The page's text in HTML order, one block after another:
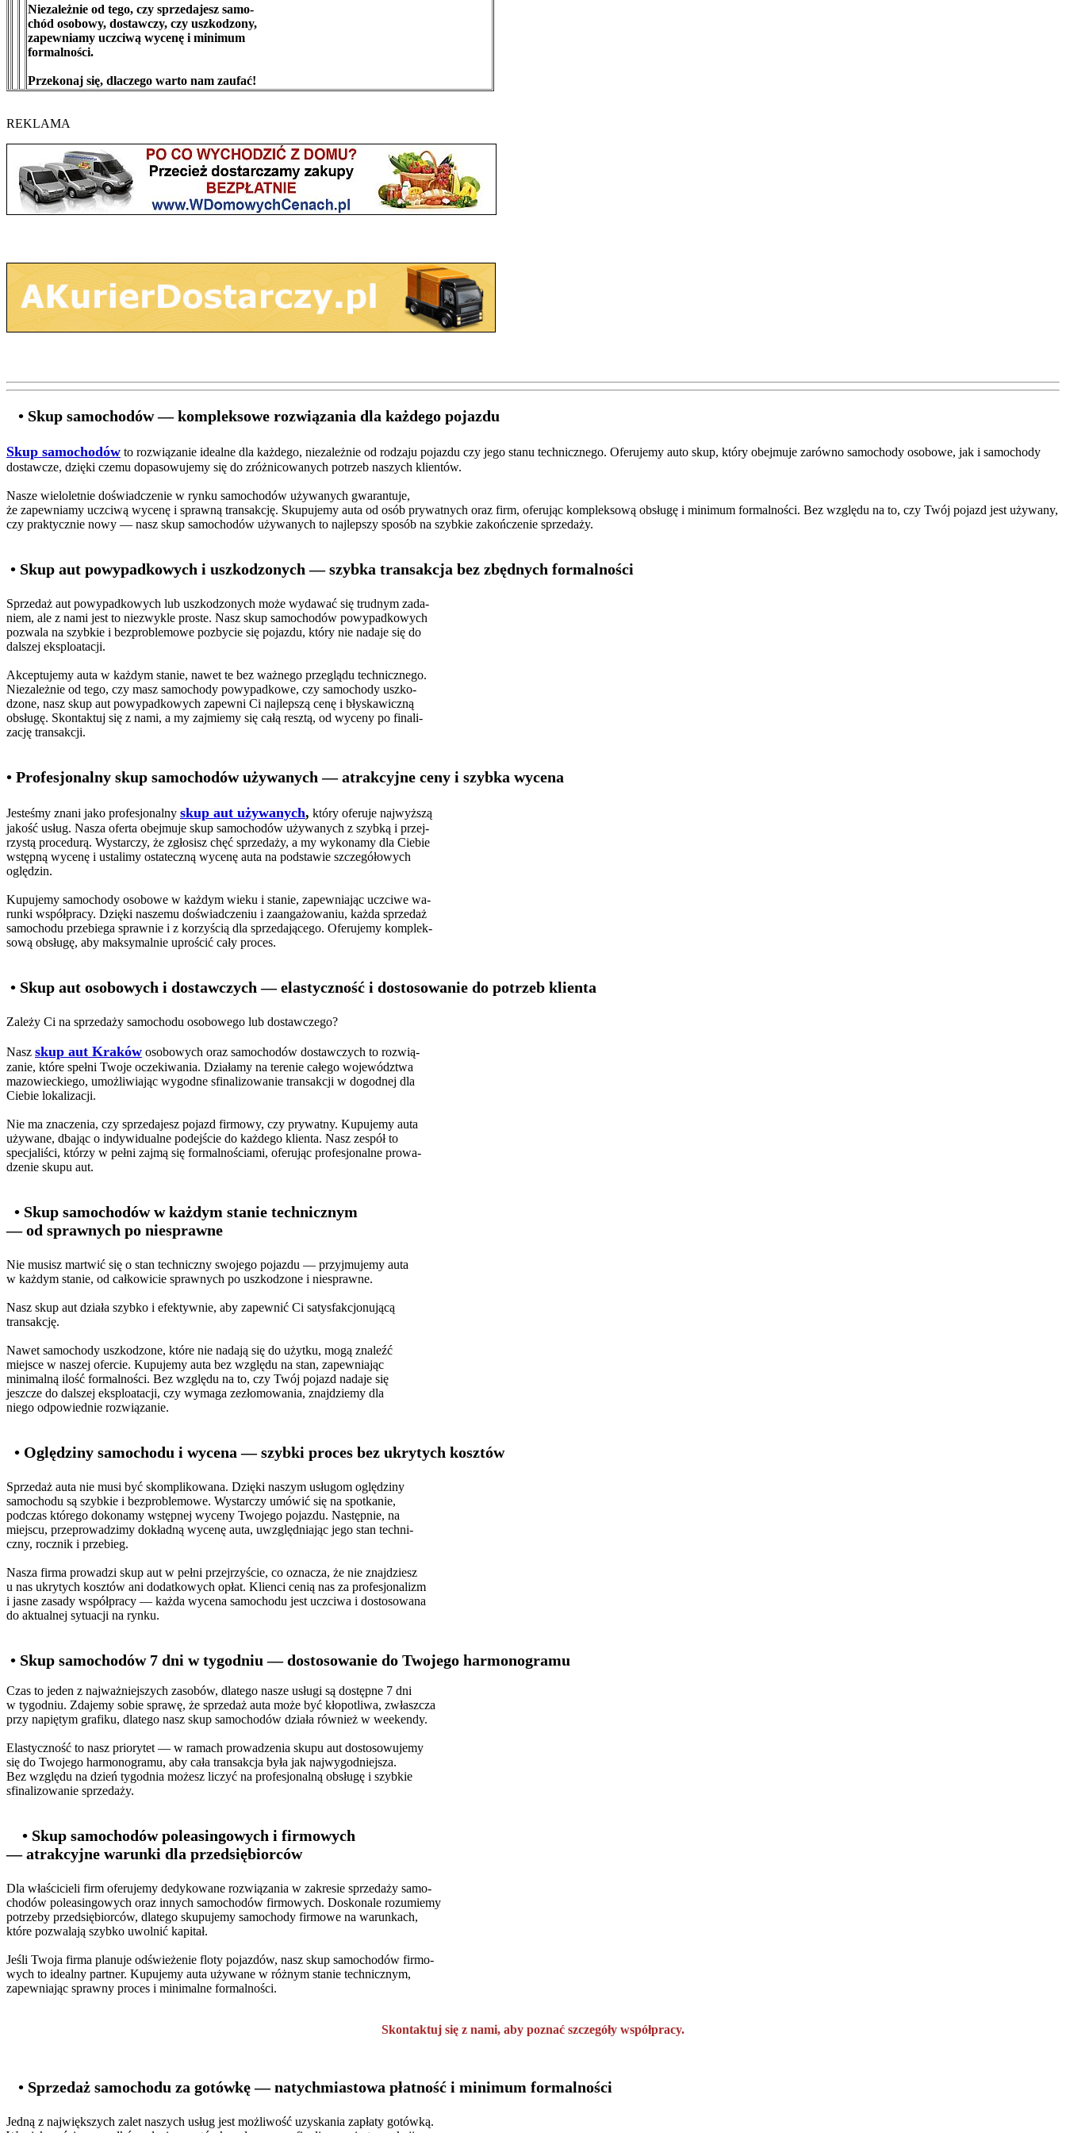
Niezależnie od tego, czy sprzedajesz samo-
chód osobowy, dostawczy, czy uszkodzony,
zapewniamy uczciwą wycenę i minimum
formalności.
Przekonaj się, dlaczego warto nam zaufać!
REKLAMA
• Skup samochodów — kompleksowe rozwiązania dla każdego pojazdu
Skup samochodów to rozwiązanie idealne dla każdego, niezależnie od rodzaju pojazdu czy jego stanu technicznego. Oferujemy auto skup, który obejmuje zarówno samochody osobowe, jak i samochody
dostawcze, dzięki czemu dopasowujemy się do zróżnicowanych potrzeb naszych klientów.
Nasze wieloletnie doświadczenie w rynku samochodów używanych gwarantuje,
że zapewniamy uczciwą wycenę i sprawną transakcję. Skupujemy auta od osób prywatnych oraz firm, oferując kompleksową obsługę i minimum formalności. Bez względu na to, czy Twój pojazd jest używany,
czy praktycznie nowy — nasz skup samochodów używanych to najlepszy sposób na szybkie zakończenie sprzedaży.
• Skup aut powypadkowych i uszkodzonych — szybka transakcja bez zbędnych formalności
Sprzedaż aut powypadkowych lub uszkodzonych może wydawać się trudnym zada-
niem, ale z nami jest to niezwykle proste. Nasz skup samochodów powypadkowych
pozwala na szybkie i bezproblemowe pozbycie się pojazdu, który nie nadaje się do
dalszej eksploatacji.
Akceptujemy auta w każdym stanie, nawet te bez ważnego przeglądu technicznego.
Niezależnie od tego, czy masz samochody powypadkowe, czy samochody uszko-
dzone, nasz skup aut powypadkowych zapewni Ci najlepszą cenę i błyskawiczną
obsługę. Skontaktuj się z nami, a my zajmiemy się całą resztą, od wyceny po finali-
zację transakcji.
• Profesjonalny skup samochodów używanych — atrakcyjne ceny i szybka wycena
Jesteśmy znani jako profesjonalny skup aut używanych, który oferuje najwyższą
jakość usług. Nasza oferta obejmuje skup samochodów używanych z szybką i przej-
rzystą procedurą. Wystarczy, że zgłosisz chęć sprzedaży, a my wykonamy dla Ciebie
wstępną wycenę i ustalimy ostateczną wycenę auta na podstawie szczegółowych
oględzin.
Kupujemy samochody osobowe w każdym wieku i stanie, zapewniając uczciwe wa-
runki współpracy. Dzięki naszemu doświadczeniu i zaangażowaniu, każda sprzedaż
samochodu przebiega sprawnie i z korzyścią dla sprzedającego. Oferujemy komplek-
sową obsługę, aby maksymalnie uprościć cały proces.
• Skup aut osobowych i dostawczych — elastyczność i dostosowanie do potrzeb klienta
Zależy Ci na sprzedaży samochodu osobowego lub dostawczego?
Nasz skup aut Kraków osobowych oraz samochodów dostawczych to rozwią-
zanie, które spełni Twoje oczekiwania. Działamy na terenie całego województwa
mazowieckiego, umożliwiając wygodne sfinalizowanie transakcji w dogodnej dla
Ciebie lokalizacji.
Nie ma znaczenia, czy sprzedajesz pojazd firmowy, czy prywatny. Kupujemy auta
używane, dbając o indywidualne podejście do każdego klienta. Nasz zespół to
specjaliści, którzy w pełni zajmą się formalnościami, oferując profesjonalne prowa-
dzenie skupu aut.
• Skup samochodów w każdym stanie technicznym
— od sprawnych po niesprawne
Nie musisz martwić się o stan techniczny swojego pojazdu — przyjmujemy auta
w każdym stanie, od całkowicie sprawnych po uszkodzone i niesprawne.
Nasz skup aut działa szybko i efektywnie, aby zapewnić Ci satysfakcjonującą
transakcję.
Nawet samochody uszkodzone, które nie nadają się do użytku, mogą znaleźć
miejsce w naszej ofercie. Kupujemy auta bez względu na stan, zapewniając
minimalną ilość formalności. Bez względu na to, czy Twój pojazd nadaje się
jeszcze do dalszej eksploatacji, czy wymaga zezłomowania, znajdziemy dla
niego odpowiednie rozwiązanie.
• Oględziny samochodu i wycena — szybki proces bez ukrytych kosztów
Sprzedaż auta nie musi być skomplikowana. Dzięki naszym usługom oględziny
samochodu są szybkie i bezproblemowe. Wystarczy umówić się na spotkanie,
podczas którego dokonamy wstępnej wyceny Twojego pojazdu. Następnie, na
miejscu, przeprowadzimy dokładną wycenę auta, uwzględniając jego stan techni-
czny, rocznik i przebieg.
Nasza firma prowadzi skup aut w pełni przejrzyście, co oznacza, że nie znajdziesz
u nas ukrytych kosztów ani dodatkowych opłat. Klienci cenią nas za profesjonalizm
i jasne zasady współpracy — każda wycena samochodu jest uczciwa i dostosowana
do aktualnej sytuacji na rynku.
• Skup samochodów 7 dni w tygodniu — dostosowanie do Twojego harmonogramu
Czas to jeden z najważniejszych zasobów, dlatego nasze usługi są dostępne 7 dni
w tygodniu. Zdajemy sobie sprawę, że sprzedaż auta może być kłopotliwa, zwłaszcza
przy napiętym grafiku, dlatego nasz skup samochodów działa również w weekendy.
Elastyczność to nasz priorytet — w ramach prowadzenia skupu aut dostosowujemy
się do Twojego harmonogramu, aby cała transakcja była jak najwygodniejsza.
Bez względu na dzień tygodnia możesz liczyć na profesjonalną obsługę i szybkie
sfinalizowanie sprzedaży.
• Skup samochodów poleasingowych i firmowych
— atrakcyjne warunki dla przedsiębiorców
Dla właścicieli firm oferujemy dedykowane rozwiązania w zakresie sprzedaży samo-
chodów poleasingowych oraz innych samochodów firmowych. Doskonale rozumiemy
potrzeby przedsiębiorców, dlatego skupujemy samochody firmowe na warunkach,
które pozwalają szybko uwolnić kapitał.
Jeśli Twoja firma planuje odświeżenie floty pojazdów, nasz skup samochodów firmo-
wych to idealny partner. Kupujemy auta używane w różnym stanie technicznym,
zapewniając sprawny proces i minimalne formalności.
Skontaktuj się z nami, aby poznać szczegóły współpracy.
• Sprzedaż samochodu za gotówkę — natychmiastowa płatność i minimum formalności
Jedną z największych zalet naszych usług jest możliwość uzyskania zapłaty gotówką.